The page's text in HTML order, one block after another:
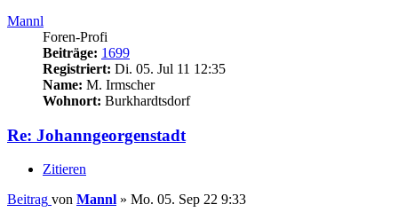
Mannl
Foren-Profi
Beiträge: 1699
Registriert: Di. 05. Jul 11 12:35
Name: M. Irmscher
Wohnort: Burkhardtsdorf
Re: Johanngeorgenstadt
Zitieren
Beitrag von Mannl » Mo. 05. Sep 22 9:33